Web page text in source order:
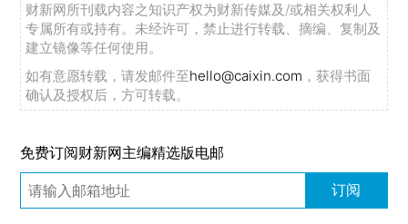
财新网所刊载内容之知识产权为财新传媒及/或相关权利人
专属所有或持有。未经许可，禁止进行转载、摘编、复制及
建立镜像等任何使用。
如有意愿转载，请发邮件至hello@caixin.com ，获得书面
确认及授权后，方可转载。
免费订阅财新网主编精选版电邮
订阅